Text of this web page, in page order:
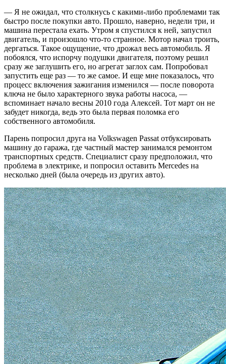
— Я не ожидал, что столкнусь с какими-либо проблемами так
быстро после покупки авто. Прошло, наверно, недели три, и
машина перестала ехать. Утром я спустился к ней, запустил
двигатель, и произошло что-то странное. Мотор начал троить,
дергаться. Такое ощущение, что дрожал весь автомобиль. Я
побоялся, что испорчу подушки двигателя, поэтому решил
сразу же заглушить его, но агрегат заглох сам. Попробовал
запустить еще раз — то же самое. И еще мне показалось, что
процесс включения зажигания изменился — после поворота
ключа не было характерного звука работы насоса, —
вспоминает начало весны 2010 года Алексей. Тот март он не
забудет никогда, ведь это была первая поломка его
собственного автомобиля.
Парень попросил друга на Volkswagen Passat отбуксировать
машину до гаража, где частный мастер занимался ремонтом
транспортных средств. Специалист сразу предположил, что
проблема в электрике, и попросил оставить Mercedes на
несколько дней (была очередь из других авто).